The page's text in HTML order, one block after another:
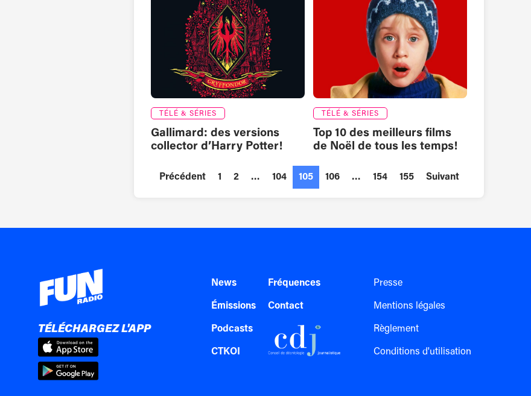
TÉLÉ & SÉRIES
Gallimard: des versions
collector d’Harry Potter!
TÉLÉ & SÉRIES
Top 10 des meilleurs films
de Noël de tous les temps!
Précédent 1 2 … 104 105 106 … 154 155 Suivant
TÉLÉCHARGEZ L'APP
News
Émissions
Podcasts
CTKOI
Fréquences
Contact
Presse
Mentions légales
Règlement
Conditions d'utilisation